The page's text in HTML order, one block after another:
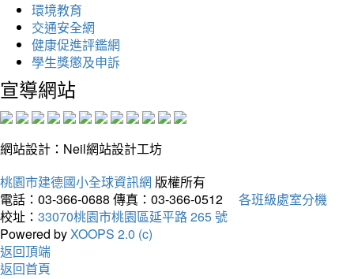
環境教育
交通安全網
健康促進評鑑網
學生獎懲及申訴
宣導網站
網站設計：Neil網站設計工坊
桃園市建德國小全球資訊網 版權所有
電話：03-366-0688 傳真：03-366-0512
各班級處室分機
校址： 33070桃園市桃園區延平路 265 號
Powered byXOOPS 2.0 (c)
返回頂端
返回首頁